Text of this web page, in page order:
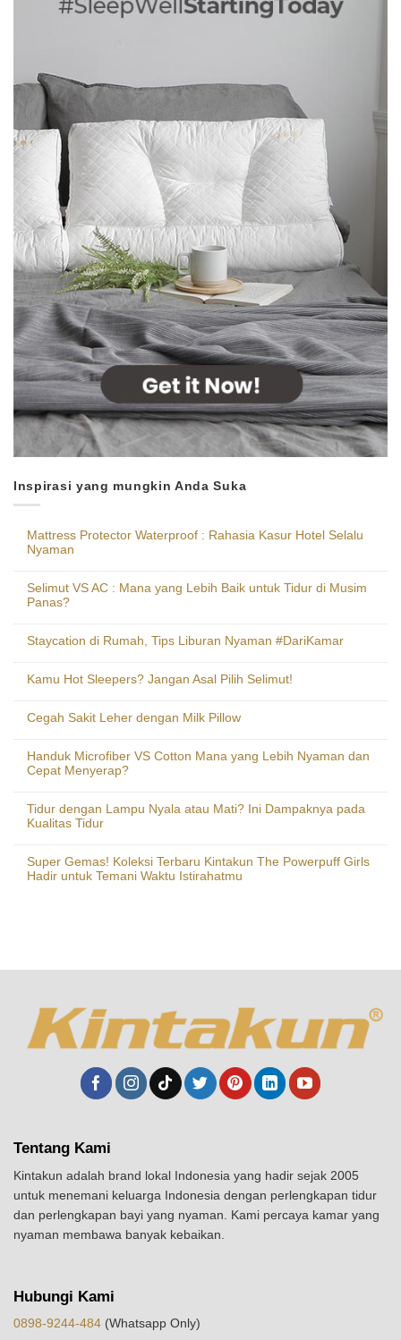
Inspirasi yang mungkin Anda Suka
Mattress Protector Waterproof : Rahasia Kasur Hotel Selalu
Nyaman
Selimut VS AC : Mana yang Lebih Baik untuk Tidur di Musim
Panas?
Staycation di Rumah, Tips Liburan Nyaman #DariKamar
Kamu Hot Sleepers? Jangan Asal Pilih Selimut!
Cegah Sakit Leher dengan Milk Pillow
Handuk Microfiber VS Cotton Mana yang Lebih Nyaman dan
Cepat Menyerap?
Tidur dengan Lampu Nyala atau Mati? Ini Dampaknya pada
Kualitas Tidur
Super Gemas! Koleksi Terbaru Kintakun The Powerpuff Girls
Hadir untuk Temani Waktu Istirahatmu
Tentang Kami
Kintakun adalah brand lokal Indonesia yang hadir sejak 2005
untuk menemani keluarga Indonesia dengan perlengkapan tidur
dan perlengkapan bayi yang nyaman. Kami percaya kamar yang
nyaman membawa banyak kebaikan.
Hubungi Kami
0898-9244-484 (Whatsapp Only)